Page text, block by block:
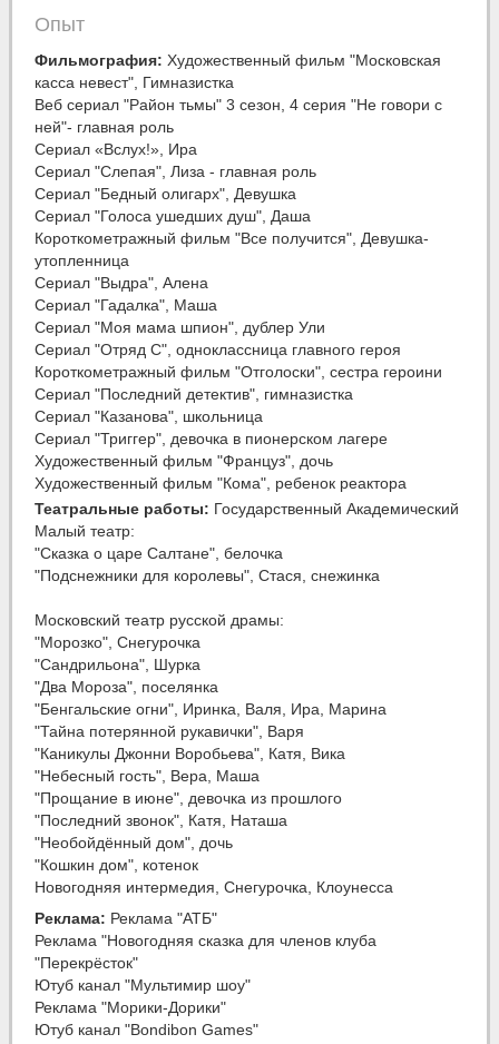
Опыт
Фильмография: Художественный фильм "Московская
касса невест", Гимназистка
Веб сериал "Район тьмы" 3 сезон, 4 серия "Не говори с
ней"- главная роль
Сериал «Вслух!», Ира
Сериал "Слепая", Лиза - главная роль
Сериал "Бедный олигарх", Девушка
Сериал "Голоса ушедших душ", Даша
Короткометражный фильм "Все получится", Девушка-
утопленница
Сериал "Выдра", Алена
Сериал "Гадалка", Маша
Сериал "Моя мама шпион", дублер Ули
Сериал "Отряд С", одноклассница главного героя
Короткометражный фильм "Отголоски", сестра героини
Сериал "Последний детектив", гимназистка
Сериал "Казанова", школьница
Сериал "Триггер", девочка в пионерском лагере
Художественный фильм "Француз", дочь
Художественный фильм "Кома", ребенок реактора
Театральные работы: Государственный Академический
Малый театр:
"Сказка о царе Салтане", белочка
"Подснежники для королевы", Стася, снежинка
Московский театр русской драмы:
"Морозко", Снегурочка
"Сандрильона", Шурка
"Два Мороза", поселянка
"Бенгальские огни", Иринка, Валя, Ира, Марина
"Тайна потерянной рукавички", Варя
"Каникулы Джонни Воробьева", Катя, Вика
"Небесный гость", Вера, Маша
"Прощание в июне", девочка из прошлого
"Последний звонок", Катя, Наташа
"Необойдённый дом", дочь
"Кошкин дом", котенок
Новогодняя интермедия, Снегурочка, Клоунесса
Реклама: Реклама "АТБ"
Реклама "Новогодняя сказка для членов клуба
"Перекрёсток"
Ютуб канал "Мультимир шоу"
Реклама "Морики-Дорики"
Ютуб канал "Bondibon Games"